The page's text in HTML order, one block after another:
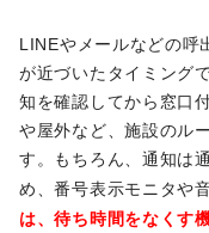
LINEやメールなどの呼
が近づいたタイミング
知を確認してから窓口
や屋外など、施設のル
す。もちろん、通知は
め、番号表示モニタや
は、待ち時間をなくす